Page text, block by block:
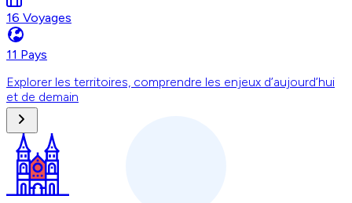
16 Voyages
11 Pays
Explorer les territoires, comprendre les enjeux d’aujourd’hui
et de demain